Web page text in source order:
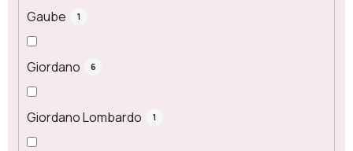
Gaube 1
Giordano 6
Giordano Lombardo 1